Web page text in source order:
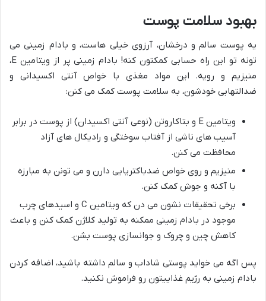
بهبود سلامت پوست
یه پوست سالم و درخشان، آرزوی خیلی هاست، و بادام زمینی می
تونه تو این راه حسابی کمکتون کنه! بادام زمینی پر از ویتامین E،
منیزیم و رویه. این مواد مغذی با خواص آنتی اکسیدانی و
ضدالتهابی خودشون، به سلامت پوست کمک می کنن:
ویتامین E و بتاکاروتن (نوعی آنتی اکسیدان) از پوست در برابر
آسیب های ناشی از آفتاب سوختگی و رادیکال های آزاد
محافظت می کنن.
منیزیم و روی خواص ضدباکتریایی دارن و می تونن به مبارزه
با آکنه و جوش کمک کنن.
برخی تحقیقات نشون می دن که ویتامین C و اسیدهای چرب
موجود در بادام زمینی ممکنه به تولید کلاژن کمک کنن و باعث
کاهش چین و چروک و جوانسازی پوست بشن.
پس اگه می خواید پوستی شاداب و سالم داشته باشید، اضافه کردن
بادام زمینی به رژیم غذاییتون رو فراموش نکنید.